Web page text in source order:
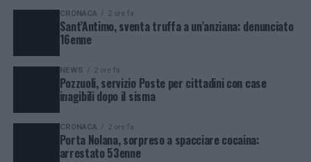
CRONACA 2 ore fa
Sant’Antimo, sventa truffa a un’anziana: denunciato
16enne
NEWS 2 ore fa
Pozzuoli, servizio Poste per cittadini con case
inagibili dopo il sisma
CRONACA 2 ore fa
Porta Nolana, sorpreso a spacciare cocaina:
arrestato 53enne